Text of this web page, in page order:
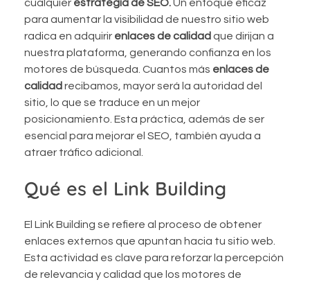
cualquier estrategia de SEO.Un enfoque eficaz
para aumentar la visibilidad de nuestro sitio web
radica en adquirir enlaces de calidadque dirijan a
nuestra plataforma, generando confianza en los
motores de búsqueda. Cuantos más enlaces de
calidadrecibamos, mayor será la autoridad del
sitio, lo que se traduce en un mejor
posicionamiento. Esta práctica, además de ser
esencial para mejorar el SEO, también ayuda a
atraer tráfico adicional.
Qué es el Link Building
El Link Building se refiere al proceso de obtener
enlaces externos que apuntan hacia tu sitio web.
Esta actividad es clave para reforzar la percepción
de relevancia y calidad que los motores de